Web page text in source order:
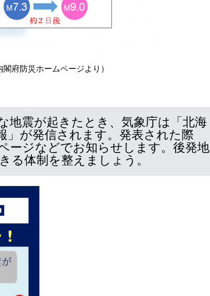
府防災ホームページより）
地震が起きたとき、気象庁は「北海
」が発信されます。発表された際
ージなどでお知らせします。後発地
る体制を整えましょう。